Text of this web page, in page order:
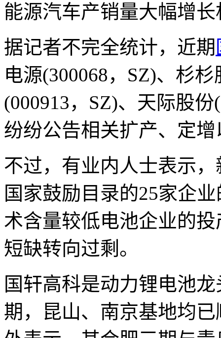
能源汽车产销量大幅增长
据记者不完全统计，近期
电源(300068，SZ)、杉
(000913，SZ)、天际股
纷纷公告相关扩产、定
不过，有业内人士表示
国家鼓励目录的25家企
术含量较低电池企业的
短缺转向过剩。
国轩高科是动力锂电池
期，昆山、南京基地均